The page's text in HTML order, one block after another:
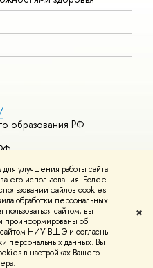
улучшения работы сайта
его использования. Более
файлов cookies
обработки персональных
пользоваться сайтом, вы
проинформированы об
сайтом НИУ ВШЭ и согласны
персональных данных. Вы
в настройках Вашего
✖
образования РФ
Условия
конфиденциальности
вШколе дизайна НИУ